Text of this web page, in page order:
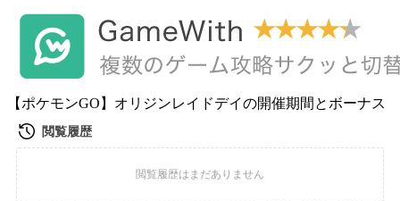
【ポケモンGO】オリジンレイドデイの開催期間とボーナス